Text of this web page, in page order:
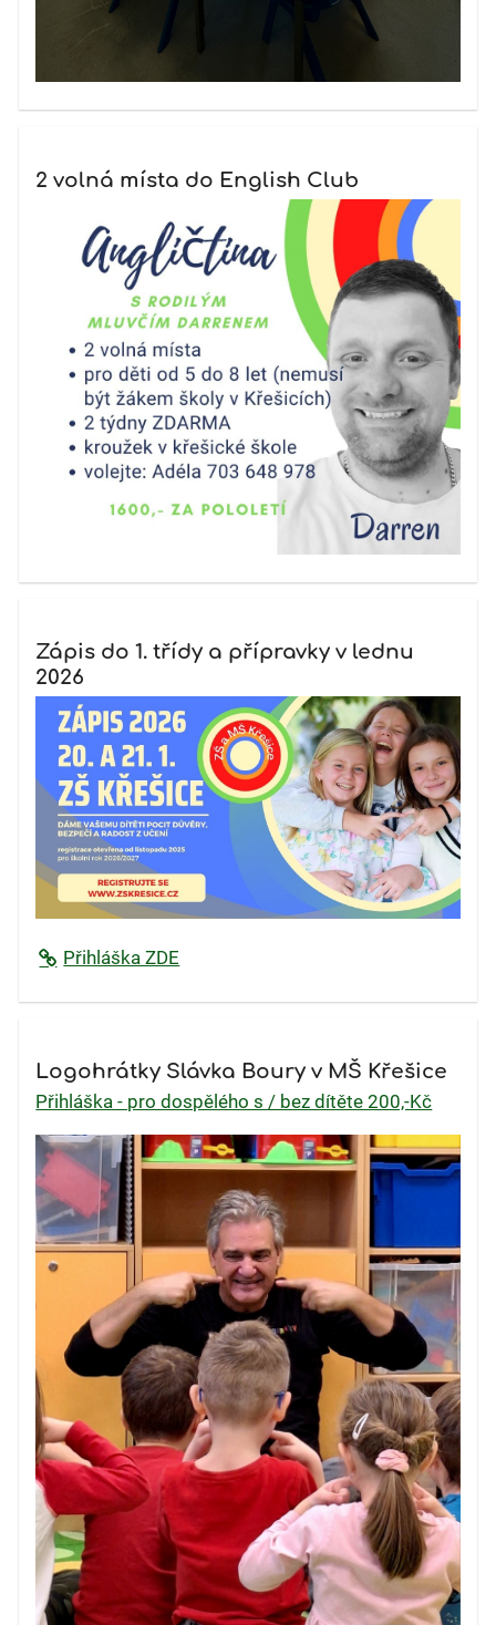
2 volná místa do English Club
Zápis do 1. třídy a přípravky v lednu
2026
Přihláška ZDE
Logohrátky Slávka Boury v MŠ Křešice
Přihláška - pro dospělého s / bez dítěte 200,-Kč